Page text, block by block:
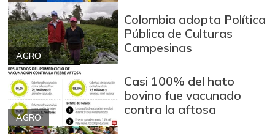
AGRO
Colombia adopta Política
Pública de Culturas
Campesinas
AGRO
Casi 100% del hato
bovino fue vacunado
contra la aftosa